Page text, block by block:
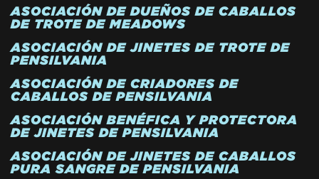
ASOCIACIÓN DE DUEÑOS DE CABALLOS
DE TROTE DE MEADOWS
ASOCIACIÓN DE JINETES DE TROTE DE
PENSILVANIA
ASOCIACIÓN DE CRIADORES DE
CABALLOS DE PENSILVANIA
ASOCIACIÓN BENÉFICA Y PROTECTORA
DE JINETES DE PENSILVANIA
ASOCIACIÓN DE JINETES DE CABALLOS
PURA SANGRE DE PENSILVANIA